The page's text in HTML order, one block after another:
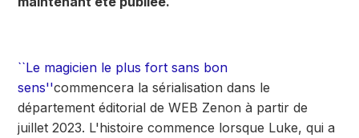
``Le magicien le plus fort sans bon
sens''commencera la sérialisation dans le
département éditorial de WEB Zenon à partir de
juillet 2023. L'histoire commence lorsque Luke, qui a